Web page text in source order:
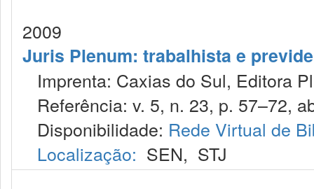
2009
Juris Plenum: trabalhista e
Imprenta: Caxias do Sul, Editora
Referência: v. 5, n. 23, p. 57–72,
Disponibilidade: Rede Virtual de
Localização: SEN, STJ